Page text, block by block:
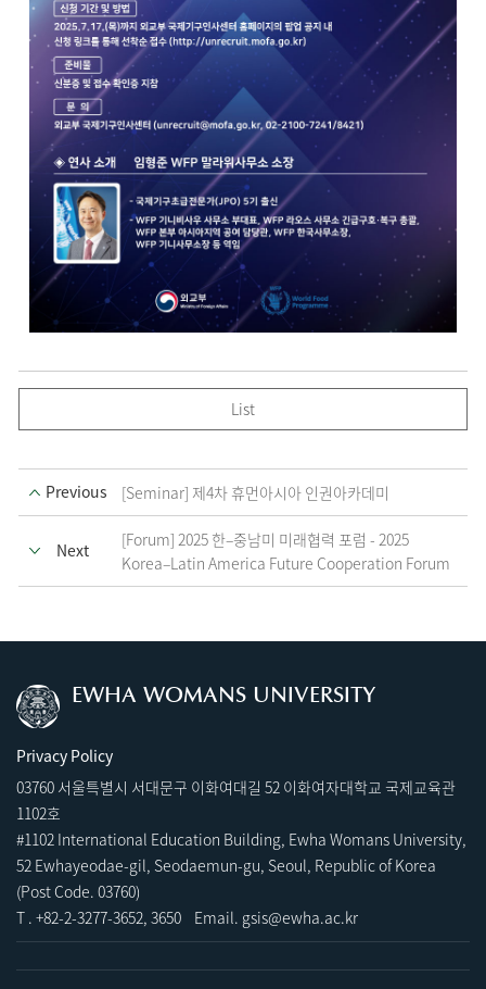
List
Previous [Seminar] 제4차 휴먼아시아 인권아카데미
Next
[Forum] 2025 한–중남미 미래협력 포럼 - 2025
Korea–Latin America Future Cooperation Forum
EWHA WOMANS UNIVERSITY
Privacy Policy
03760 서울특별시 서대문구 이화여대길 52 이화여자대학교 국제교육관
1102호
#1102 International Education Building, Ewha Womans University,
52 Ewhayeodae-gil, Seodaemun-gu, Seoul, Republic of Korea
(Post Code. 03760)
T . +82-2-3277-3652, 3650 Email. gsis@ewha.ac.kr